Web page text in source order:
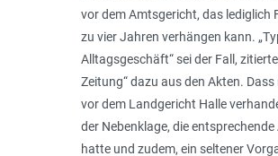
vor dem Amtsgericht, das lediglich
zu vier Jahren verhängen kann. „
Alltagsgeschäft“ sei der Fall,
Zeitung“ dazu aus den Akten. Dass
vor dem Landgericht Halle
der Nebenklage, die
hatte und zudem, ein seltener